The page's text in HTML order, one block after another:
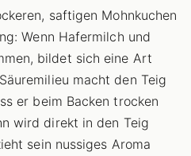
saftigen Mohnkuchen
Wenn Hafermilch und
bildet sich eine Art
macht den Teig
er beim Backen trocken
wird direkt in den Teig
sein nussiges Aroma